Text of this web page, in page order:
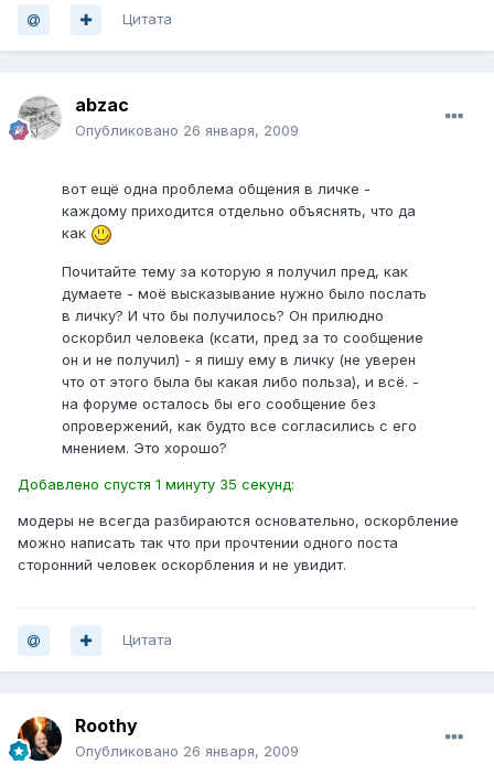
Цитата
abzac
Опубликовано 26 января, 2009
вот ещё одна проблема общения в личке -
каждому приходится отдельно объяснять, что да
как
Почитайте тему за которую я получил пред, как
думаете - моё высказывание нужно было послать
в личку? И что бы получилось? Он прилюдно
оскорбил человека (ксати, пред за то сообщение
он и не получил) - я пишу ему в личку (не уверен
что от этого была бы какая либо польза), и всё. -
на форуме осталось бы его сообщение без
опровержений, как будто все согласились с его
мнением. Это хорошо?
Добавлено спустя 1 минуту 35 секунд:
модеры не всегда разбираются основательно, оскорбление
можно написать так что при прочтении одного поста
сторонний человек оскорбления и не увидит.
Цитата
Roothy
Опубликовано 26 января, 2009